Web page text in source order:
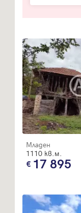
Младен
1110 кв.м.
17 895